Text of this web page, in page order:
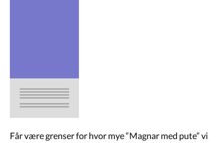
Får være grenser for hvor mye “Magnar med pute” vi